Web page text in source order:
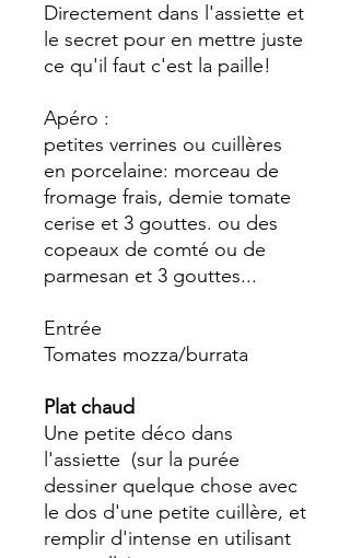
Directement dans l'assiette et
le secret pour en mettre juste
ce qu'il faut c'est la paille!
Apéro :
petites verrines ou cuillères
en porcelaine: morceau de
fromage frais, demie tomate
cerise et 3 gouttes. ou des
copeaux de comté ou de
parmesan et 3 gouttes...
Entrée
Tomates mozza/burrata
Plat chaud
Une petite déco dans
l'assiette (sur la purée
dessiner quelque chose avec
le dos d'une petite cuillère, et
remplir d'intense en utilisant